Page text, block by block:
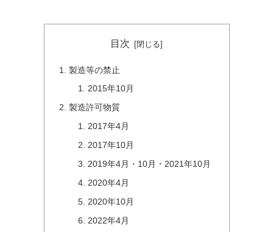
目次
製造等の禁止
2015年10月
製造許可物質
2017年4月
2017年10月
2019年4月・10月・2021年10月
2020年4月
2020年10月
2022年4月